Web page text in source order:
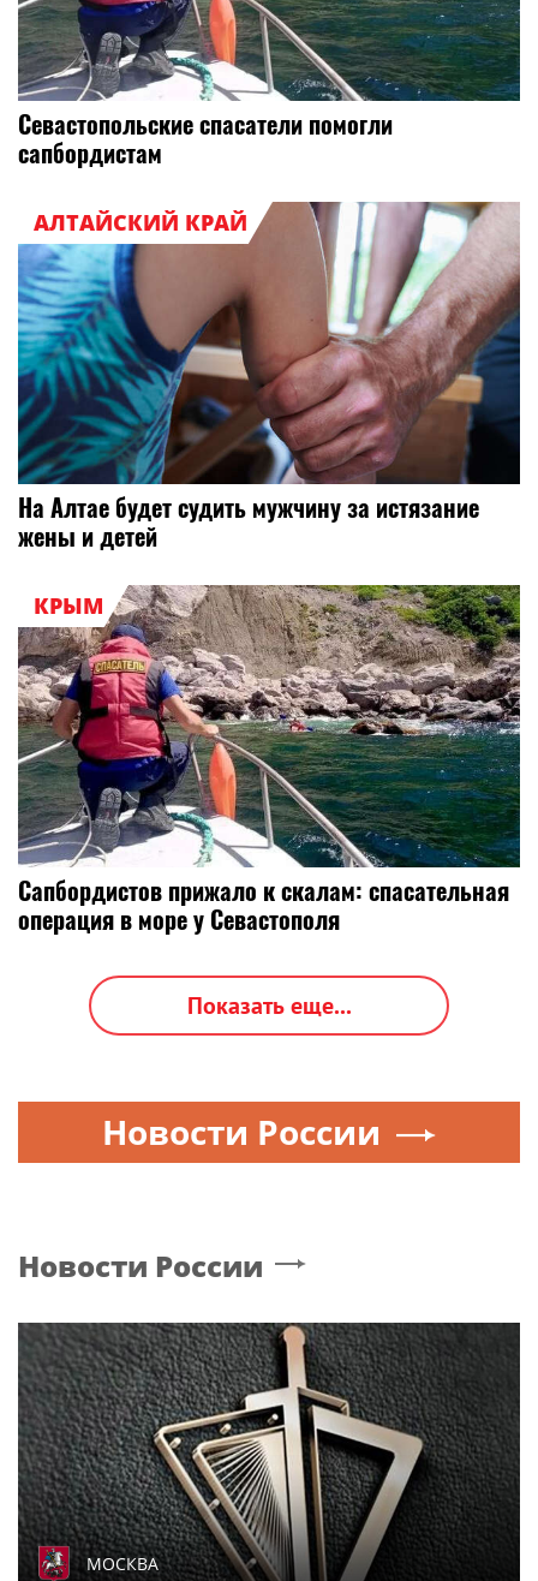
Севастопольские спасатели помогли
сапбордистам
АЛТАЙСКИЙ КРАЙ
На Алтае будет судить мужчину за истязание
жены и детей
КРЫМ
Сапбордистов прижало к скалам: спасательная
операция в море у Севастополя
Показать еще...
Новости России
Новости России
МОСКВА